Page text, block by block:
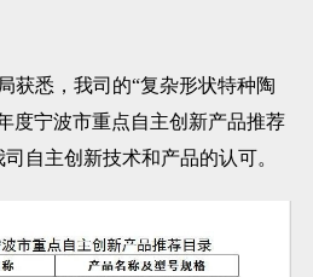
悉，我司的“复杂形状特种陶
度宁波市重点自主创新产品推荐
自主创新技术和产品的认可。